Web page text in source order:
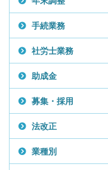
手続業務
社労士業務
助成金
募集・採用
法改正
業種別